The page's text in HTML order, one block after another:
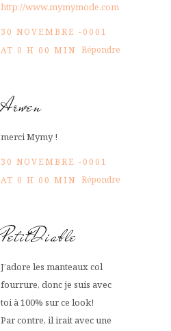
http://www.mymymode.com
30 NOVEMBRE -0001
AT 0 H 00 MIN Répondre
Arwen
merci Mymy !
30 NOVEMBRE -0001
AT 0 H 00 MIN Répondre
PetitDiable
J’adore les manteaux col
fourrure, donc je suis avec
toi à 100% sur ce look!
Par contre, il irait avec une